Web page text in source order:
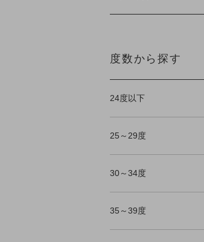
度数から探す
24度以下
25～29度
30～34度
35～39度